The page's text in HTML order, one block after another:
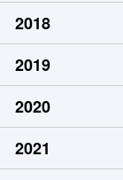
2018
2019
2020
2021